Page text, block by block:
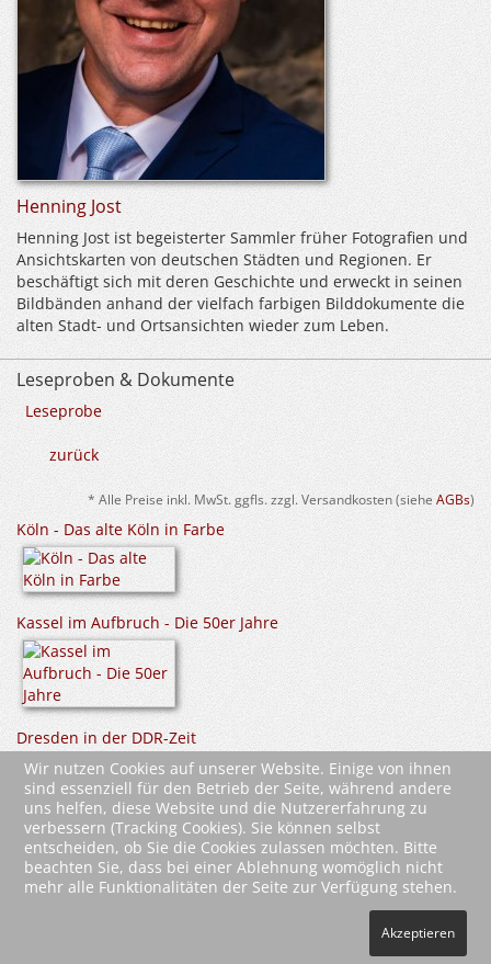
Henning Jost
Henning Jost ist begeisterter Sammler früher Fotografien und
Ansichtskarten von deutschen Städten und Regionen. Er
beschäftigt sich mit deren Geschichte und erweckt in seinen
Bildbänden anhand der vielfach farbigen Bilddokumente die
alten Stadt- und Ortsansichten wieder zum Leben.
Leseproben & Dokumente
Leseprobe
zurück
* Alle Preise inkl. MwSt. ggfls. zzgl. Versandkosten (siehe AGBs)
Köln - Das alte Köln in Farbe
Kassel im Aufbruch - Die 50er Jahre
Dresden in der DDR-Zeit
Fotografien aus den 80er-Jahren
Vertrag widerrufen
Wir nutzen Cookies auf unserer Website. Einige von ihnen
sind essenziell für den Betrieb der Seite, während andere
uns helfen, diese Website und die Nutzererfahrung zu
verbessern (Tracking Cookies). Sie können selbst
entscheiden, ob Sie die Cookies zulassen möchten. Bitte
beachten Sie, dass bei einer Ablehnung womöglich nicht
mehr alle Funktionalitäten der Seite zur Verfügung stehen.
Akzeptieren